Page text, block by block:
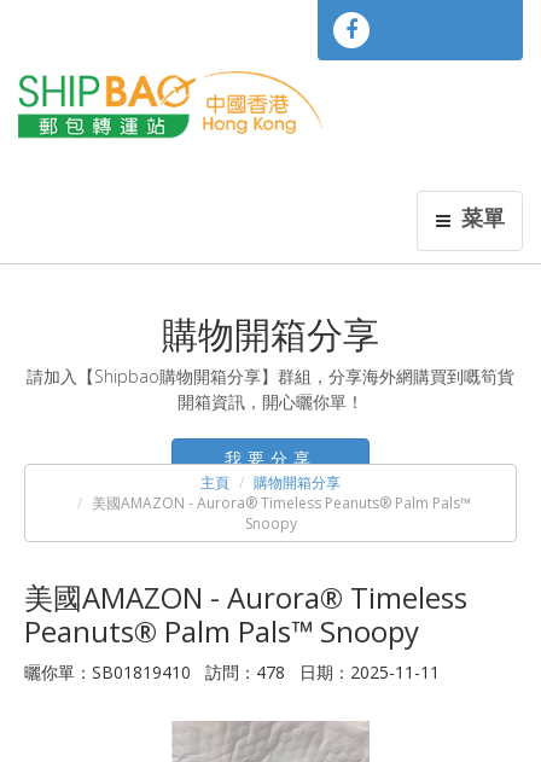
菜單
購物開箱分享
請加入【Shipbao購物開箱分享】群組，分享海外網購買到嘅筍貨
開箱資訊，開心曬你單！
我要分享
主頁
購物開箱分享
美國AMAZON - Aurora® Timeless Peanuts® Palm Pals™
Snoopy
美國AMAZON - Aurora® Timeless
Peanuts® Palm Pals™ Snoopy
曬你單：SB01819410 訪問：478 日期：2025-11-11